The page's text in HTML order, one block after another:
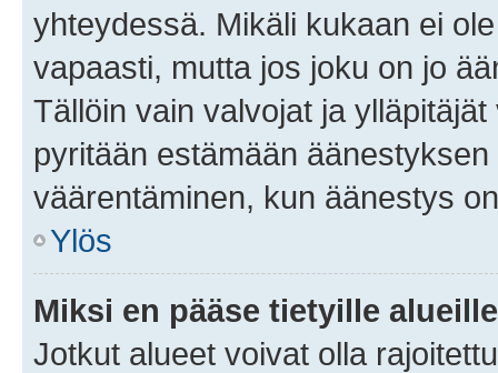
yhteydessä. Mikäli kukaan ei
vapaasti, mutta jos joku on jo
Tällöin vain valvojat ja
pyritään estämään
väärentäminen, kun äänestys
Ylös
Miksi en pääse tietyille
Jotkut alueet voivat olla